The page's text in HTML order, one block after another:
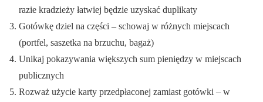
razie kradzieży łatwiej będzie uzyskać duplikaty
Gotówkę dziel na części – schowaj w różnych miejscach
(portfel, saszetka na brzuchu, bagaż)
Unikaj pokazywania większych sum pieniędzy w miejscach
publicznych
Rozważ użycie karty przedpłaconej zamiast gotówki – w